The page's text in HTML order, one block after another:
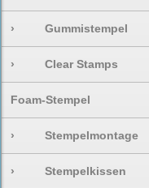
› Gummistempel
› Clear Stamps
Foam-Stempel
› Stempelmontage
› Stempelkissen